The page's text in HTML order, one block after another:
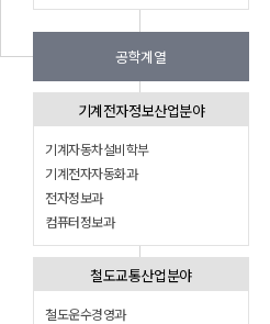
공학계열
기계전자정보산업분야
기계자동차설비학부
기계전자자동화과
전자정보과
컴퓨터정보과
철도교통산업분야
철도운수경영과